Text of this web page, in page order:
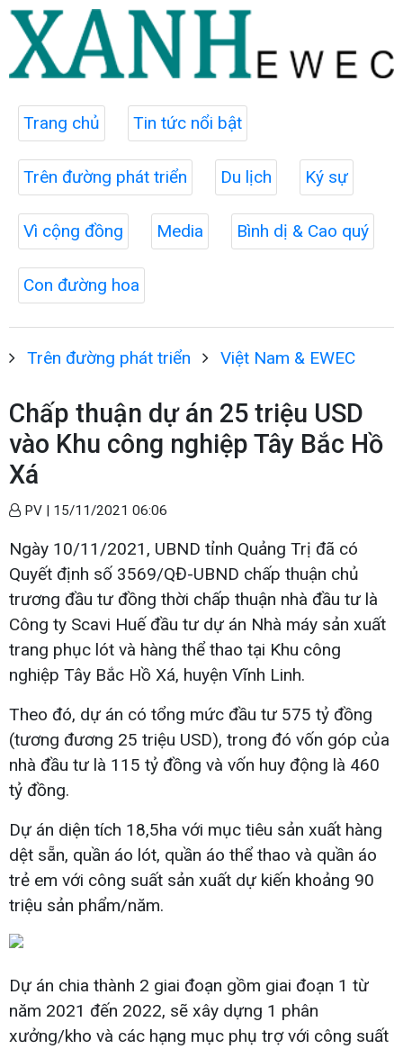
Trang chủ Tin tức nổi bật
Trên đường phát triển Du lịch Ký sự
Vì cộng đồng Media Bình dị & Cao quý
Con đường hoa
Trên đường phát triển Việt Nam & EWEC
Chấp thuận dự án 25 triệu USD
vào Khu công nghiệp Tây Bắc Hồ
Xá
PV | 15/11/2021 06:06
Ngày 10/11/2021, UBND tỉnh Quảng Trị đã có
Quyết định số 3569/QĐ-UBND chấp thuận chủ
trương đầu tư đồng thời chấp thuận nhà đầu tư là
Công ty Scavi Huế đầu tư dự án Nhà máy sản xuất
trang phục lót và hàng thể thao tại Khu công
nghiệp Tây Bắc Hồ Xá, huyện Vĩnh Linh.
Theo đó, dự án có tổng mức đầu tư 575 tỷ đồng
(tương đương 25 triệu USD), trong đó vốn góp của
nhà đầu tư là 115 tỷ đồng và vốn huy động là 460
tỷ đồng.
Dự án diện tích 18,5ha với mục tiêu sản xuất hàng
dệt sẵn, quần áo lót, quần áo thể thao và quần áo
trẻ em với công suất sản xuất dự kiến khoảng 90
triệu sản phẩm/năm.
Dự án chia thành 2 giai đoạn gồm giai đoạn 1 từ
năm 2021 đến 2022, sẽ xây dựng 1 phân
xưởng/kho và các hạng mục phụ trợ với công suất